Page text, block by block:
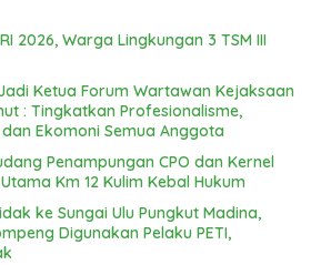
2026, Warga Lingkungan 3 TSM III
Ketua Forum Wartawan Kejaksaan
: Tingkatkan Profesionalisme,
Ekomoni Semua Anggota
Penampungan CPO dan Kernel
Km 12 Kulim Kebal Hukum
ke Sungai Ulu Pungkut Madina,
Digunakan Pelaku PETI,